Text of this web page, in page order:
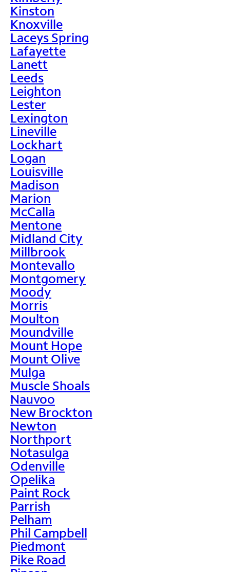
Kinston
Knoxville
Laceys Spring
Lafayette
Lanett
Leeds
Leighton
Lester
Lexington
Lineville
Lockhart
Logan
Louisville
Madison
Marion
McCalla
Mentone
Midland City
Millbrook
Montevallo
Montgomery
Moody
Morris
Moulton
Moundville
Mount Hope
Mount Olive
Mulga
Muscle Shoals
Nauvoo
New Brockton
Newton
Northport
Notasulga
Odenville
Opelika
Paint Rock
Parrish
Pelham
Phil Campbell
Piedmont
Pike Road